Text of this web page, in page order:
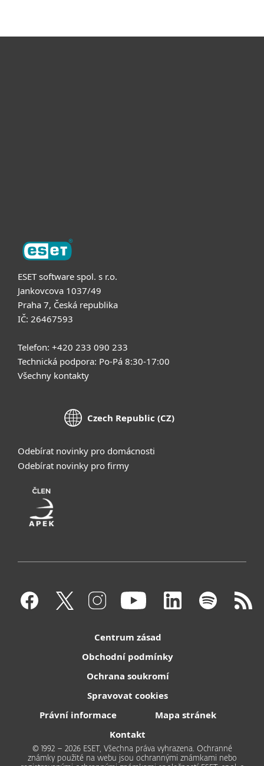
ESET software spol. s r.o.
Jankovcova 1037/49
Praha 7, Česká republika
IČ: 26467593
Telefon: +420 233 090 233
Technická podpora: Po-Pá 8:30-17:00
Všechny kontakty
Czech Republic (CZ)
Odebírat novinky pro domácnosti
Odebírat novinky pro firmy
Centrum zásad
Obchodní podmínky
Ochrana soukromí
Spravovat cookies
Právní informace
Mapa stránek
Kontakt
© 1992 – 2026 ESET, Všechna práva vyhrazena. Ochranné
známky použité na webu jsou ochrannými známkami nebo